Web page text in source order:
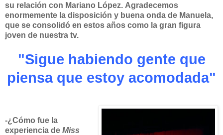
su relación con Mariano López. Agradecemos
enormemente la disposición y buena onda de Manuela,
que se consolidó en estos años como la gran figura
joven de nuestra tv.
"Sigue habiendo gente que
piensa que estoy acomodada"
-¿Cómo fue la
experiencia de Miss